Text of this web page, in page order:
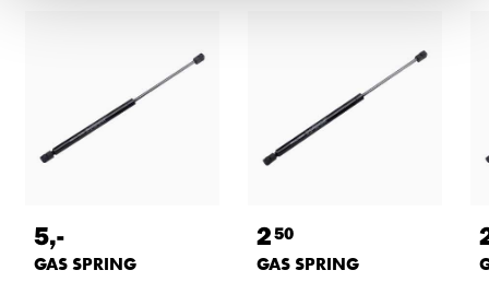
5,-
GAS SPRING
250
GAS SPRING